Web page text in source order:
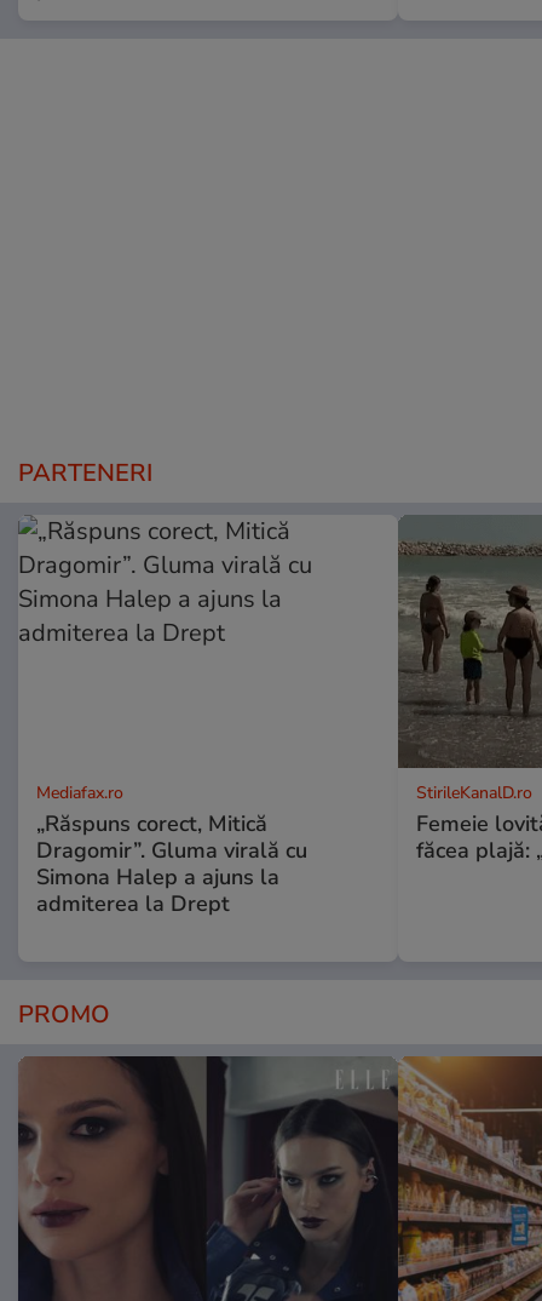
PARTENERI
Mediafax.ro
„Răspuns corect, Mitică
Dragomir”. Gluma virală cu
Simona Halep a ajuns la
admiterea la Drept
StirileKanalD.ro
Femeie
făcea plajă:
PROMO